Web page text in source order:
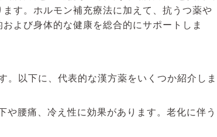
す。ホルモン補充療法に加えて、抗うつ薬や
よび身体的な健康を総合的にサポートしま
以下に、代表的な漢方薬をいくつか紹介しま
腰痛、冷え性に効果があります。老化に伴う